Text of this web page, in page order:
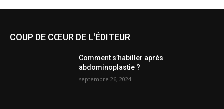
COUP DE CŒUR DE L'ÉDITEUR
Comment s’habiller après
abdominoplastie ?
septembre 26, 2024